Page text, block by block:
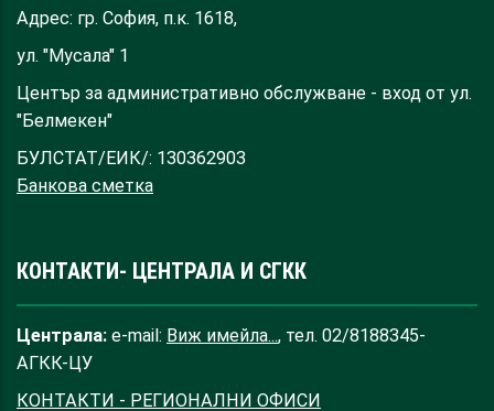
Адрес: гр. София, п.к. 1618,
ул. "Мусала" 1
Център за административно обслужване - вход от ул.
"Белмекен"
БУЛСТАТ/ЕИК/: 130362903
Банкова сметка
КОНТАКТИ- ЦЕНТРАЛА И СГКК
Централа: e-mail: Виж имейла..., тел. 02/8188345-
АГКК-ЦУ
КОНТАКТИ - РЕГИОНАЛНИ ОФИСИ